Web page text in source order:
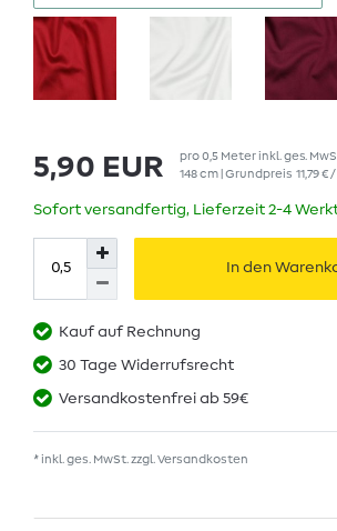
5,90 EUR pro0,5 Meterinkl. ges.
148 cm | Grundpreis 11,79 €
Sofort versandfertig, Lieferzeit 2-4
In den
Kauf auf Rechnung
30 Tage Widerrufsrecht
Versandkostenfrei ab 59€
* inkl. ges. MwSt. zzgl. Versandkosten